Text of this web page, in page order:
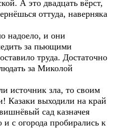
А это двадцать вёрст,
оттуда, наверняка
надоело, и они
за пьющими
труда. Достаточно
за Миколой
источник зла, то своим
Казаки выходили на край
сад казначея
с огорода пробирались к